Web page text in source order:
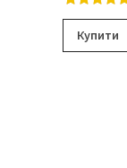
4.99out
5
Купити